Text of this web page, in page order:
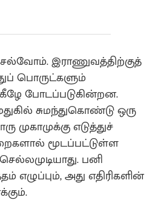
இராணுவத்திற்குத்
பொருட்களும்
கீழே போடப்படுகின்றன.
சுமந்துகொண்டு ஒரு
முகாமுக்கு எடுத்துச்
மூடப்பட்டுள்ள
பனி
எழுப்பும், அது எதிரிகளின்